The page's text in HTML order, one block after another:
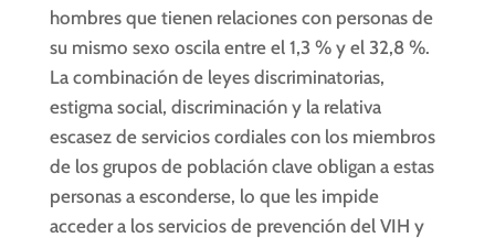
hombres que tienen relaciones con personas de
su mismo sexo oscila entre el 1,3 % y el 32,8 %.
La combinación de leyes discriminatorias,
estigma social, discriminación y la relativa
escasez de servicios cordiales con los miembros
de los grupos de población clave obligan a estas
personas a esconderse, lo que les impide
acceder a los servicios de prevención del VIH y